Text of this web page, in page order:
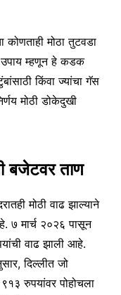
मोठा तुटवडा
म्हणून हे कडक
किंवा ज्यांचा गॅस
मोठी डोकेदुखी
बजेटवर ताण
मोठी वाढ झाल्याने
७ मार्च २०२६ पासून
वाढ झाली आहे.
दिल्लीत जो
रुपयांवर पोहोचला